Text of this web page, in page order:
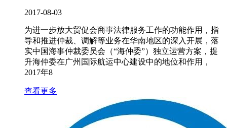
2017-08-03
为进一步放大贸促会商事法律服务工作的功能作用，指
导和推进仲裁、调解等业务在华南地区的深入开展，落
实中国海事仲裁委员会（“海仲委”）独立运营方案，提
升海仲委在广州国际航运中心建设中的地位和作用，
2017年8
查看更多